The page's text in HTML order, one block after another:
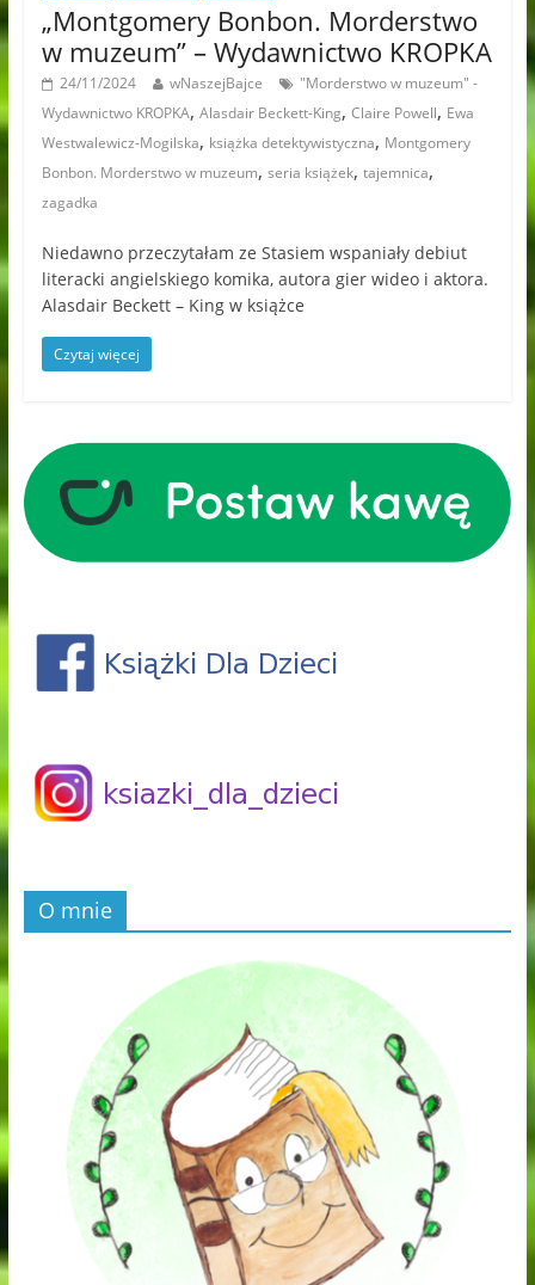
„Montgomery Bonbon. Morderstwo
w muzeum” – Wydawnictwo KROPKA
24/11/2024 wNaszejBajce
"Morderstwo w muzeum" -
Wydawnictwo KROPKA, Alasdair Beckett-King, Claire Powell, Ewa
Westwalewicz-Mogilska, książka detektywistyczna, Montgomery
Bonbon. Morderstwo w muzeum, seria książek, tajemnica,
zagadka
Niedawno przeczytałam ze Stasiem wspaniały debiut
literacki angielskiego komika, autora gier wideo i aktora.
Alasdair Beckett – King w książce
Czytaj więcej
O mnie